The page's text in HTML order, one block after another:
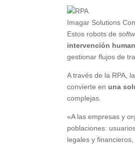
Imagar Solutions
Estos robots de
intervención
gestionar flujos de
A través de la RPA,
convierte en una
complejas.
«A las empresas y
poblaciones:
legales y